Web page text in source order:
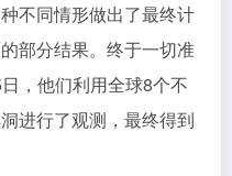
同情形做出了最终计
部分结果。终于一切准
，他们利用全球8个不
进行了观测，最终得到